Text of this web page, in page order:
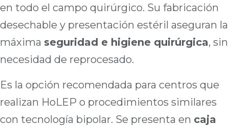
en todo el campo quirúrgico. Su fabricación
desechable y presentación estéril aseguran la
máxima seguridad e higiene quirúrgica, sin
necesidad de reprocesado.
Es la opción recomendada para centros que
realizan HoLEP o procedimientos similares
con tecnología bipolar. Se presenta en caja